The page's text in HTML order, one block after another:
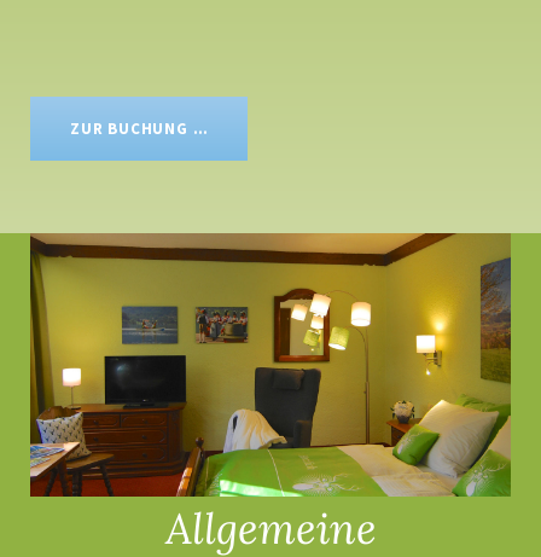
ZUR BUCHUNG …
Allgemeine